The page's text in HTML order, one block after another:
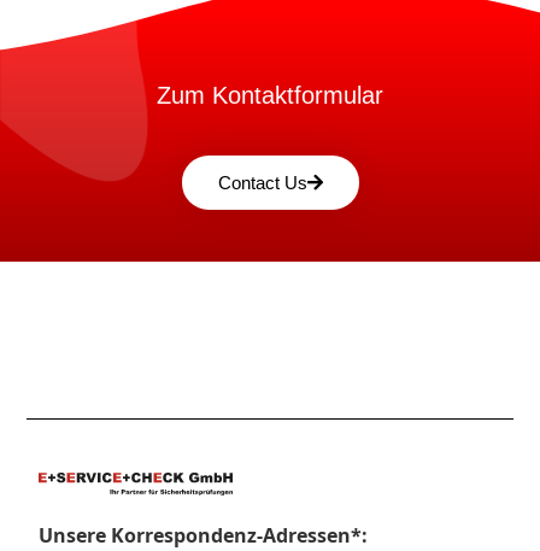
Zum Kontaktformular
Contact Us
Unsere Korrespondenz-Adressen*: